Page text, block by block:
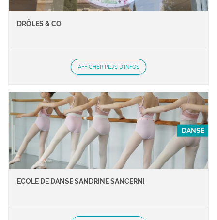
DRÔLES & CO
AFFICHER PLUS D'INFOS
DANSE
ECOLE DE DANSE SANDRINE SANCERNI